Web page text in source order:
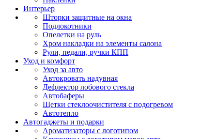
Интерьер
Шторки защитные на окна
Подлокотники
Опелетки на руль
Хром накладки на элементы салона
Рули, педали, ручки КПП
Уход и комфорт
Уход за авто
Автокровать надувная
Дефлектор лобового стекла
Автобаферы
Щетки стеклоочистителя с подогревом
Автотепло
Автогаджеты и подарки
Ароматизаторы с логотипом